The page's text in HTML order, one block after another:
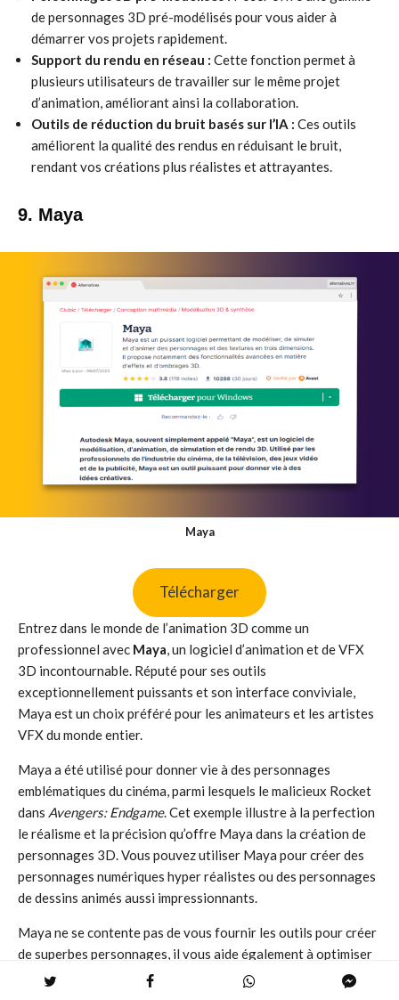
de personnages 3D pré-modélisés pour vous aider à
démarrer vos projets rapidement.
Support du rendu en réseau : Cette fonction permet à
plusieurs utilisateurs de travailler sur le même projet
d’animation, améliorant ainsi la collaboration.
Outils de réduction du bruit basés sur l’IA : Ces outils
améliorent la qualité des rendus en réduisant le bruit,
rendant vos créations plus réalistes et attrayantes.
9. Maya
Maya
Télécharger
Entrez dans le monde de l’animation 3D comme un
professionnel avec Maya , un logiciel d’animation et de VFX
3D incontournable. Réputé pour ses outils
exceptionnellement puissants et son interface conviviale,
Maya est un choix préféré pour les animateurs et les artistes
VFX du monde entier.
Maya a été utilisé pour donner vie à des personnages
emblématiques du cinéma, parmi lesquels le malicieux Rocket
dans Avengers: Endgame. Cet exemple illustre à la perfection
le réalisme et la précision qu’offre Maya dans la création de
personnages 3D. Vous pouvez utiliser Maya pour créer des
personnages numériques hyper réalistes ou des personnages
de dessins animés aussi impressionnants.
Maya ne se contente pas de vous fournir les outils pour créer
de superbes personnages, il vous aide également à optimiser
votre flux de travail avec des outils puissants qui accélèrent